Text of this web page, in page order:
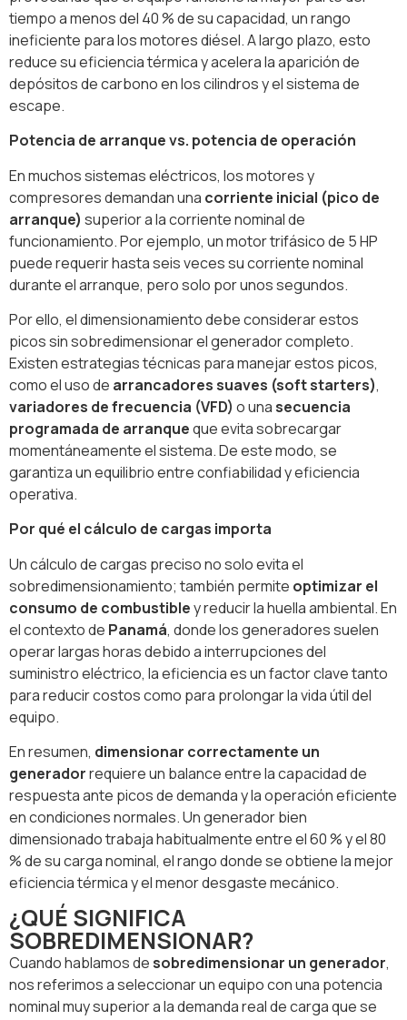
tiempo a menos del 40 % de su capacidad, un rango
ineficiente para los motores diésel. A largo plazo, esto
reduce su eficiencia térmica y acelera la aparición de
depósitos de carbono en los cilindros y el sistema de
escape.
Potencia de arranque vs. potencia de operación
En muchos sistemas eléctricos, los motores y
compresores demandan una corriente inicial (pico de
arranque) superior a la corriente nominal de
funcionamiento. Por ejemplo, un motor trifásico de 5 HP
puede requerir hasta seis veces su corriente nominal
durante el arranque, pero solo por unos segundos.
Por ello, el dimensionamiento debe considerar estos
picos sin sobredimensionar el generador completo.
Existen estrategias técnicas para manejar estos picos,
como el uso de arrancadores suaves (soft starters),
variadores de frecuencia (VFD) o unasecuencia
programada de arranqueque evita sobrecargar
momentáneamente el sistema. De este modo, se
garantiza un equilibrio entre confiabilidad y eficiencia
operativa.
Por qué el cálculo de cargas importa
Un cálculo de cargas preciso no solo evita el
sobredimensionamiento; también permite optimizar el
consumo de combustibley reducir la huella ambiental. En
el contexto de Panamá, donde los generadores suelen
operar largas horas debido a interrupciones del
suministro eléctrico, la eficiencia es un factor clave tanto
para reducir costos como para prolongar la vida útil del
equipo.
En resumen, dimensionar correctamente un
generadorrequiere un balance entre la capacidad de
respuesta ante picos de demanda y la operación eficiente
en condiciones normales. Un generador bien
dimensionado trabaja habitualmente entre el 60 % y el 80
% de su carga nominal, el rango donde se obtiene la mejor
eficiencia térmica y el menor desgaste mecánico.
¿QUÉ SIGNIFICA
SOBREDIMENSIONAR?
Cuando hablamos desobredimensionar un generador,
nos referimos a seleccionar un equipo con una potencia
nominal muy superior a la demanda real de carga que se